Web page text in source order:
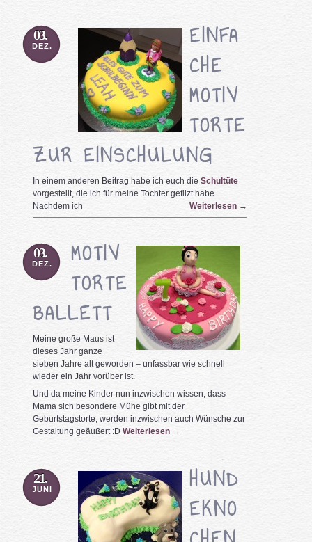
03.
DEZ.
EINFA
CHE
MOTIV
TORTE
ZUR EINSCHULUNG
In einem anderen Beitrag habe ich euch dieSchultüte
vorgestellt, die ich für meine Tochter gefilzt habe.
Nachdem ich
Weiterlesen →
03.
DEZ.
MOTIV
TORTE
BALLETT
Meine große Maus ist
dieses Jahr ganze
sieben Jahre alt geworden – unfassbar wie schnell
wieder ein Jahr vorüber ist.
Und da meine Kinder nun inzwischen wissen, dass
Mama sich besondere Mühe gibt mit der
Geburtstagstorte, werden inzwischen auch Wünsche zur
Gestaltung geäußert :DWeiterlesen →
21.
JUNI
HUND
EKNO